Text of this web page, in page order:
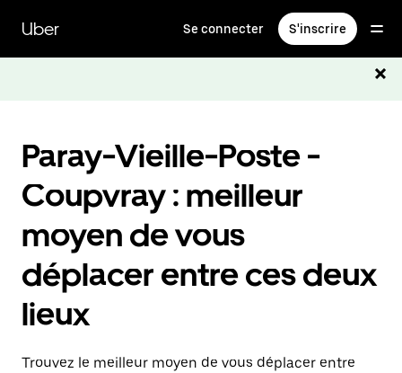
contenu
principal
Uber Se connecter S'inscrire
Paray-Vieille-Poste -
Coupvray : meilleur
moyen de vous
déplacer entre ces deux
lieux
Trouvez le meilleur moyen de vous déplacer entre